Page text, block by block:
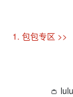
1. 包包专区 >>
👛